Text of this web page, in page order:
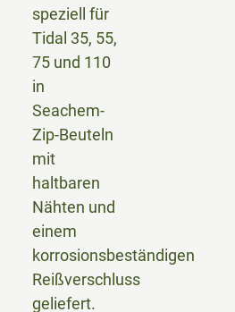
speziell für
Tidal 35, 55,
75 und 110
in
Seachem-
Zip-Beuteln
mit
haltbaren
Nähten und
einem
korrosionsbeständigen
Reißverschluss
geliefert.